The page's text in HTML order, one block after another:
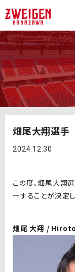
畑尾大翔選手
2024.12.30
この度、畑尾大翔
ーすることが決定
畑尾 大翔 / Hiroto